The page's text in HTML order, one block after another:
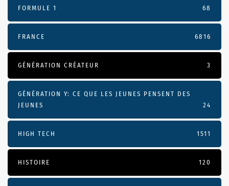
FORMULE 1 68
FRANCE 6816
GÉNÉRATION CRÉATEUR 3
GÉNÉRATION Y: CE QUE LES JEUNES PENSENT DES
JEUNES
24
HIGH TECH 1511
HISTOIRE 120